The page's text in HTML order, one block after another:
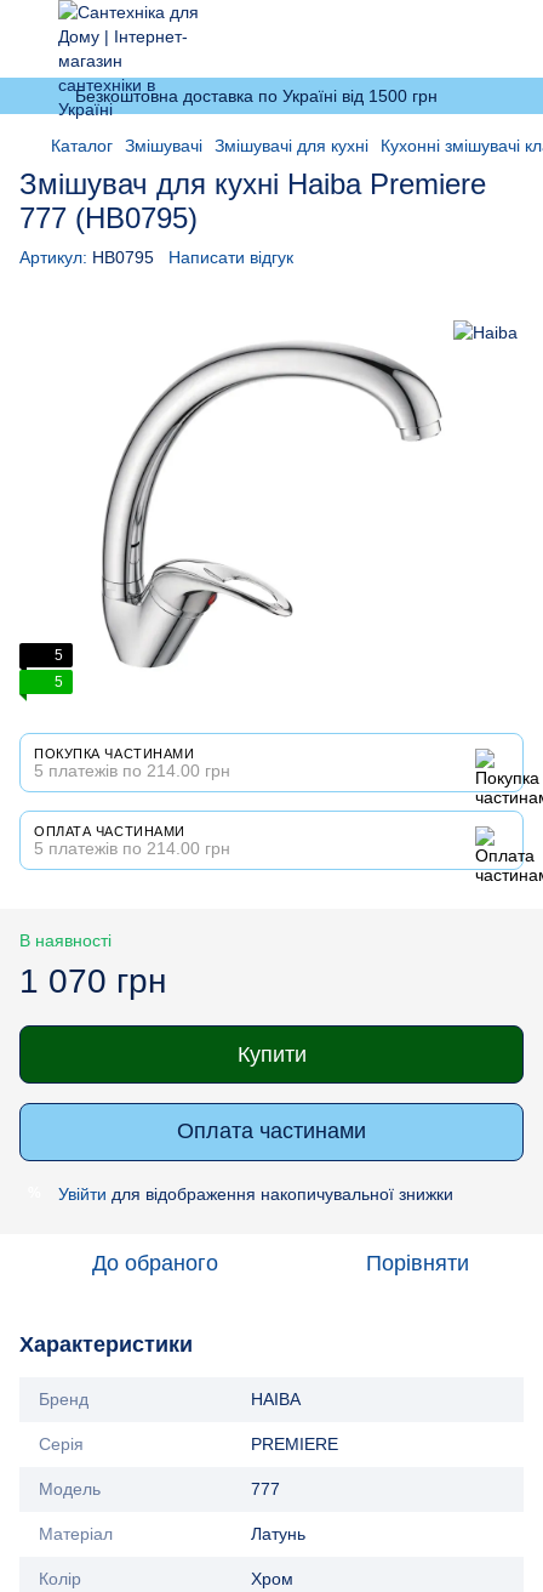
Безкоштовна доставка по Україні від 1500 грн
Каталог Змішувачі Змішувачі для кухні Кухонні змішувачі
Змішувач для кухні Haiba Premiere
777 (HB0795)
Артикул: HB0795 Написати відгук
5
5
ПОКУПКА ЧАСТИНАМИ
5 платежів по 214.00 грн
ОПЛАТА ЧАСТИНАМИ
5 платежів по 214.00 грн
В наявності
1 070 грн
Купити
Оплата частинами
Увійти для відображення накопичувальної знижки
До обраного Порівняти
Характеристики
Бренд HAIBA
Серія PREMIERE
Модель 777
Матеріал Латунь
Колір Хром